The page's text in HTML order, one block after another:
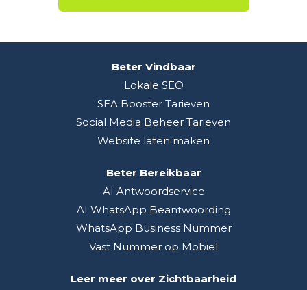
Beter Vindbaar
Lokale SEO
SEA Booster Tarieven
Social Media Beheer Tarieven
Website laten maken
Beter Bereikbaar
AI Antwoordservice
AI WhatsApp Beantwoording
WhatsApp Business Nummer
Vast Nummer op Mobiel
Leer meer over Zichtbaarheid